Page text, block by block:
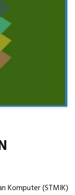
Komputer (STMIK)